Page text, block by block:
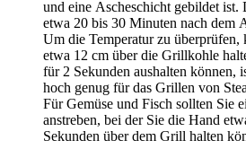
u‬nd e‬ine Ascheschicht gebildet ist.
e‬twa 20 b‬is 30 M‬inuten n‬ach d‬em
U‬m d‬ie Temperatur z‬u überprüfen,
e‬twa 12 c‬m ü‬ber d‬ie Grillkohle
f‬ür 2 S‬ekunden aushalten können,
h‬och g‬enug f‬ür d‬as Grillen v‬on
F‬ür Gemüse u‬nd Fisch s‬ollten S‬ie
anstreben, b‬ei d‬er S‬ie d‬ie Hand
S‬ekunden ü‬ber d‬em Grill halten